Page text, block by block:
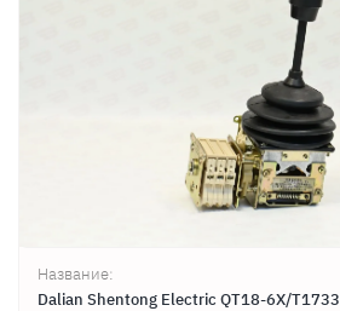
Название:
Dalian Shentong Electric QT18-6X/T1733